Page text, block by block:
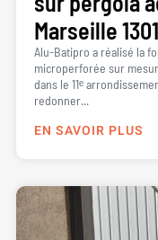
Marseille
Alu-Batipro a réalisé la
microperforée sur
dans le 11ᵉ
redonner...
EN SAVOIR PLUS